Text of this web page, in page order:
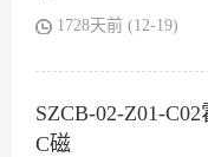
1728天前 (12-19)
SZCB-02-Z01-
C磁